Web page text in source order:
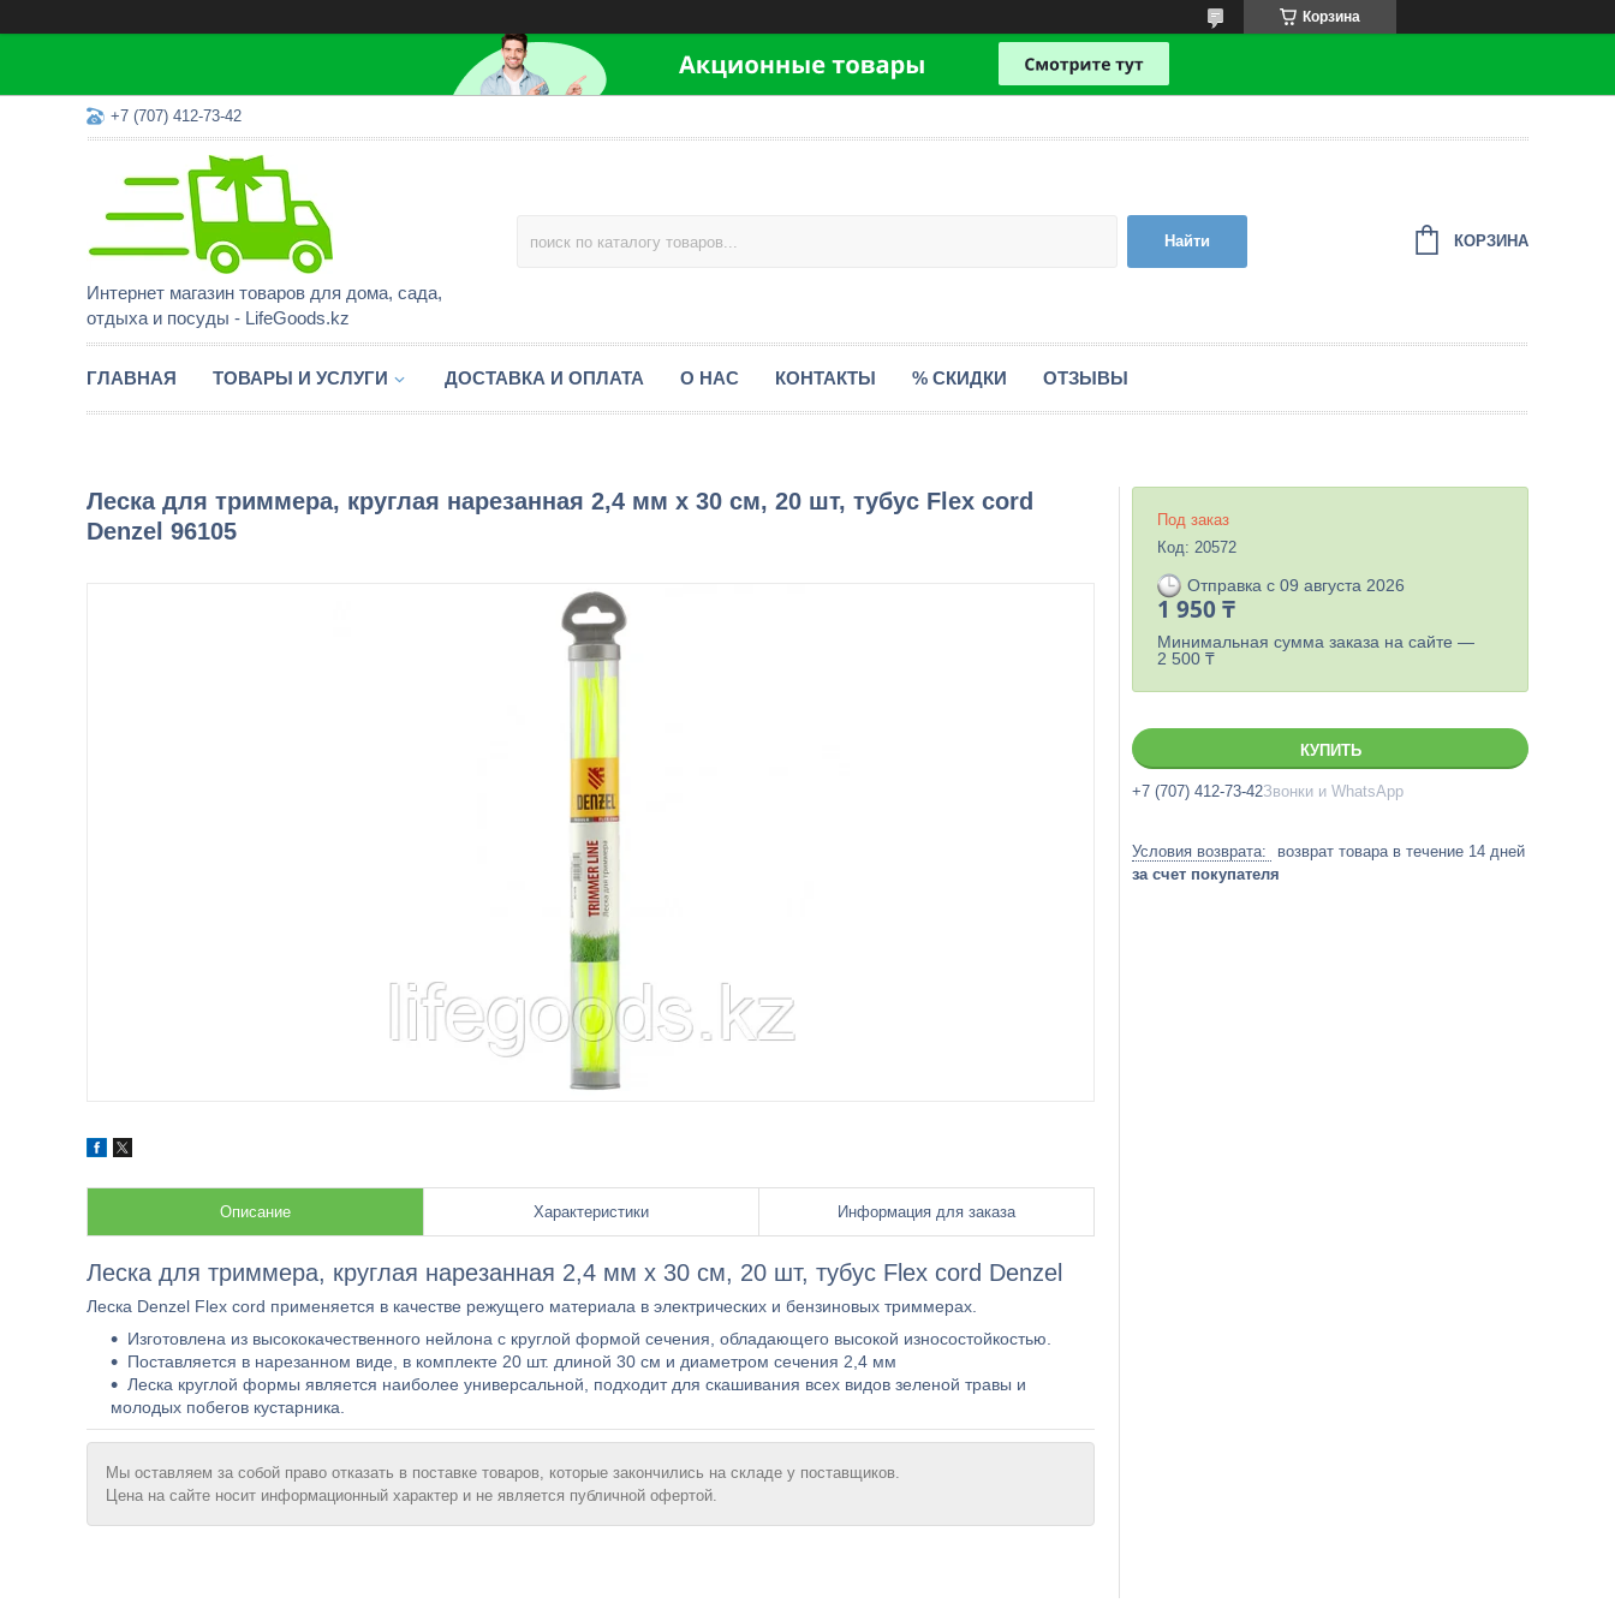
Корзина
+7 (707) 412-73-42
Интернет магазин товаров для дома, сада,
отдыха и посуды - LifeGoods.kz
Найти КОРЗИНА
ГЛАВНАЯ ТОВАРЫ И УСЛУГИ ДОСТАВКА И ОПЛАТА О НАС КОНТАКТЫ % СКИДКИ ОТЗЫВЫ
Леска для триммера, круглая нарезанная 2,4 мм х 30 см, 20 шт, тубус Flex cord
Denzel 96105
Описание Характеристики Информация для заказа
Леска для триммера, круглая нарезанная 2,4 мм х 30 см, 20 шт, тубус Flex cord Denzel
Леска Denzel Flex cord применяется в качестве режущего материала в электрических и бензиновых триммерах.
Изготовлена из высококачественного нейлона с круглой формой сечения, обладающего высокой износостойкостью.
Поставляется в нарезанном виде, в комплекте 20 шт. длиной 30 см и диаметром сечения 2,4 мм
Леска круглой формы является наиболее универсальной, подходит для скашивания всех видов зеленой травы и
молодых побегов кустарника.
Мы оставляем за собой право отказать в поставке товаров, которые закончились на складе у поставщиков.
Цена на сайте носит информационный характер и не является публичной офертой.
Под заказ
Код: 20572
Отправка с 09 августа 2026
1 950 ₸
Минимальная сумма заказа на сайте —
2 500 ₸
КУПИТЬ
+7 (707) 412-73-42Звонки и WhatsApp
возврат товара в течение 14 дней
за счет покупателя